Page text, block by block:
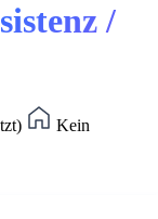
/
Kein